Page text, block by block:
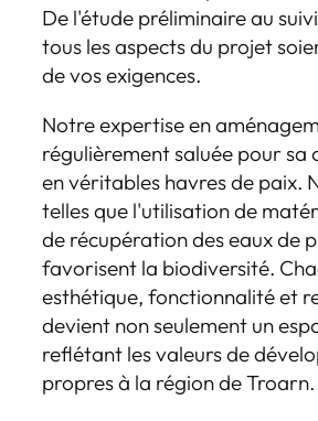
De l'étude préliminaire au
tous les aspects du projet
de vos exigences.
Notre expertise en
régulièrement saluée pour
en véritables havres de paix.
telles que l'utilisation de
de récupération des eaux de
favorisent la biodiversité.
esthétique, fonctionnalité et
devient non seulement un
reflétant les valeurs de
propres à la région de Troarn.